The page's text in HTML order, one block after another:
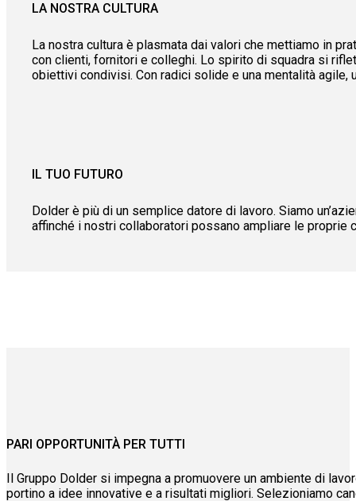
LA NOSTRA CULTURA
La nostra cultura è plasmata dai valori che mettiamo in
con clienti, fornitori e colleghi. Lo spirito di squadra si
obiettivi condivisi. Con radici solide e una mentalità agile,
IL TUO FUTURO
Dolder è più di un semplice datore di lavoro. Siamo
affinché i nostri collaboratori possano ampliare le
PARI OPPORTUNITÀ PER TUTTI
Il Gruppo Dolder si impegna a promuovere un ambiente di
portino a idee innovative e a risultati migliori. Selezioniamo